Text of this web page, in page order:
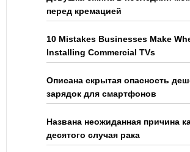
перед кремацией
10 Mistakes Businesses Make
Installing Commercial TVs
Описана скрытая опасность
зарядок для смартфонов
Названа неожиданная причина
десятого случая рака